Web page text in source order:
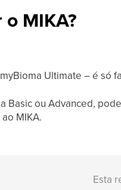
MIKA?
Ultimate – é só
Basic ou Advanced,
MIKA.
Esta